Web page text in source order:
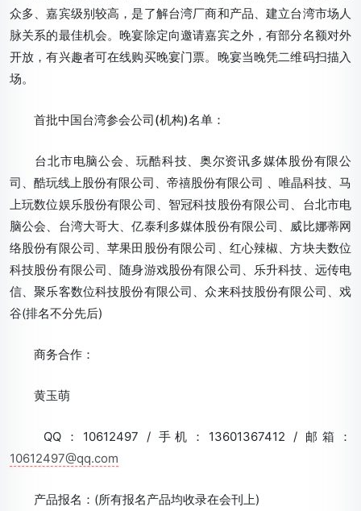
众多、嘉宾级别较高，是了解台湾厂商和产品、建立台湾市场人
脉关系的最佳机会。晚宴除定向邀请嘉宾之外，有部分名额对外
开放，有兴趣者可在线购买晚宴门票。晚宴当晚凭二维码扫描入
场。
首批中国台湾参会公司(机构)名单：
台北市电脑公会、玩酷科技、奥尔资讯多媒体股份有限公
司、酷玩线上股份有限公司、帝禧股份有限公司 、唯晶科技、马
上玩数位娱乐股份有限公司、智冠科技股份有限公司、台北市电
脑公会、台湾大哥大、亿泰利多媒体股份有限公司、威比娜蒂网
络股份有限公司、苹果田股份有限公司、红心辣椒、方块夫数位
科技股份有限公司、随身游戏股份有限公司、乐升科技、远传电
信、聚乐客数位科技股份有限公司、众来科技股份有限公司、戏
谷(排名不分先后)
商务合作：
黄玉萌
QQ：10612497 / 手机：13601367412 / 邮箱：
10612497@qq.com
产品报名：(所有报名产品均收录在会刊上)